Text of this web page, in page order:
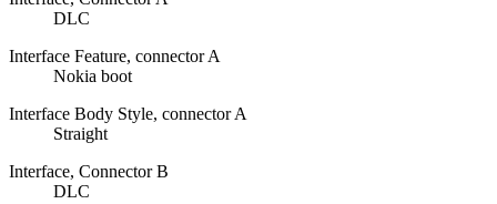
DLC
Interface Feature, connector A
Nokia boot
Interface Body Style, connector A
Straight
Interface, Connector B
DLC